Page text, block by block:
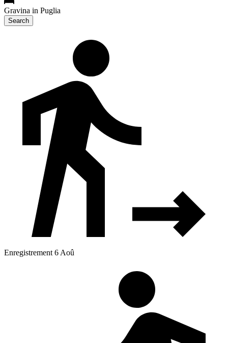
Gravina in Puglia
Search
Enregistrement 6 Aoû